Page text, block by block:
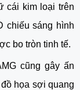
cái kim loại trên
chiếu sáng hình
bo tròn tinh tế.
cũng gây ấn
họa sợi quang